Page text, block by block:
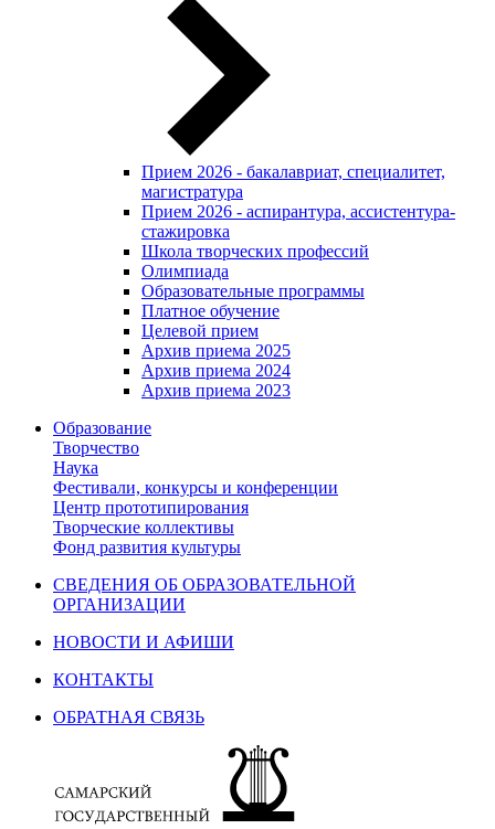
Прием 2026 - бакалавриат, специалитет,
магистратура
Прием 2026 - аспирантура, ассистентура-
стажировка
Школа творческих профессий
Олимпиада
Образовательные программы
Платное обучение
Целевой прием
Архив приема 2025
Архив приема 2024
Архив приема 2023
Образование
Творчество
Наука
Фестивали, конкурсы и конференции
Центр прототипирования
Творческие коллективы
Фонд развития культуры
СВЕДЕНИЯ ОБ ОБРАЗОВАТЕЛЬНОЙ
ОРГАНИЗАЦИИ
НОВОСТИ И АФИШИ
КОНТАКТЫ
ОБРАТНАЯ СВЯЗЬ